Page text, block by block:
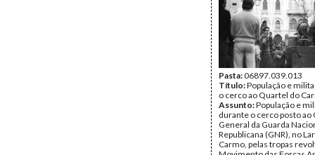
Pasta:06897.039.013
Título:População e
o cerco ao Quartel do
Assunto:População e
durante o cerco posto ao
General da Guarda
Republicana (GNR), no
Carmo, pelas tropas